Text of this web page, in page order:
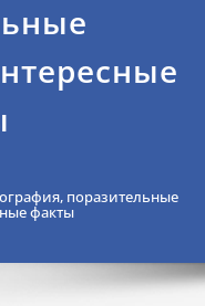
поразительные
факты